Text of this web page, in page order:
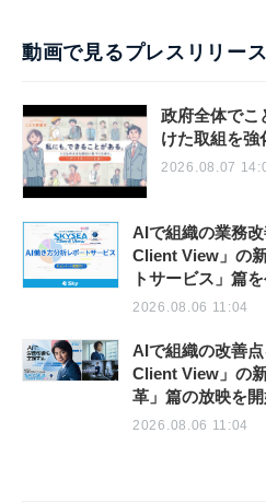
動画で見るプレスリリース
政府全体でこ
けた取組を強
2026.08.07
AIで組織の業務
Client View」の
トサービス」篇
2026.08.06 11:04
AIで組織の改善
Client View」の
革」篇の放映を
2026.08.06 11:04